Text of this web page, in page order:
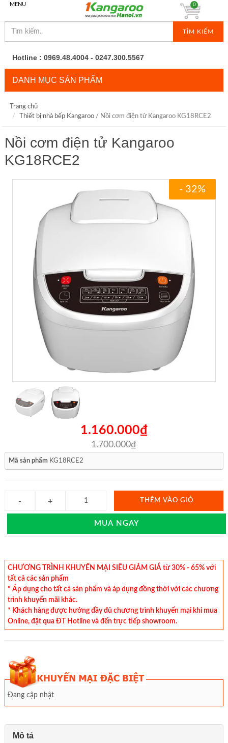
MENU
TÌM KIẾM
0
Hotline : 0969.48.4004 - 0247.300.5567
DANH MỤC SẢN PHẨM
Trang chủ
Thiết bị nhà bếp Kangaroo/ Nồi cơm điện tử Kangaroo KG18RCE2
Nồi cơm điện tử Kangaroo
KG18RCE2
- 32%
1.160.000₫
1.700.000₫
Mã sản phẩm KG18RCE2
THÊM VÀO GIỎ
MUA NGAY
CHƯƠNG TRÌNH KHUYẾN MẠI SIÊU GIẢM GIÁ từ 30% - 65% với
tất cả các sản phẩm
* Áp dụng cho tất cả sản phẩm và áp dụng đồng thời với các chương
trình khuyến mãi khác.
* Khách hàng được hưởng đầy đủ chương trình khuyến mại khi mua
Online, đặt qua ĐT Hotline và đến trực tiếp showroom.
Đang cập nhật
Mô tả